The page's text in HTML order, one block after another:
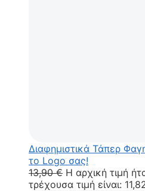
Διαφημιστικά Τάπερ
το Logo σας!
13,90€ Η αρχική τιμή
τρέχουσα τιμή είναι: